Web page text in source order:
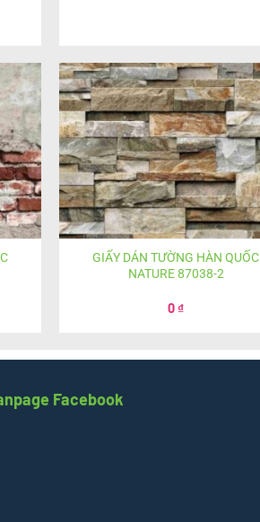
GIẤY DÁN TƯỜNG HÀN QUỐC
NATURE 87038-2
0 ₫
Facebook